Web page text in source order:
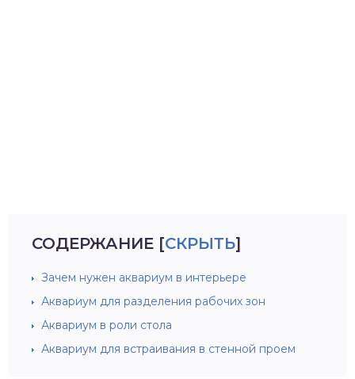
СОДЕРЖАНИЕ [СКРЫТЬ]
Зачем нужен аквариум в интерьере
Аквариум для разделения рабочих зон
Аквариум в роли стола
Аквариум для встраивания в стенной проем